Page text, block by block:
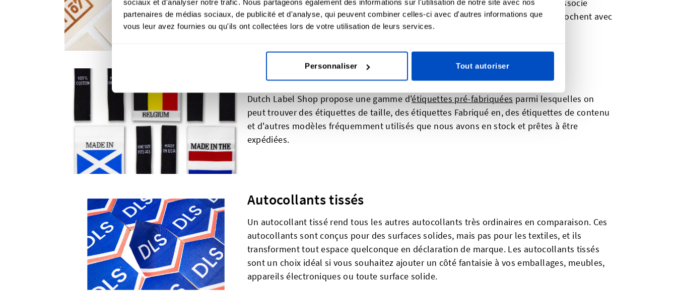
sociaux et d'analyser notre trafic. Nous partageons également des informations sur l'utilisation de notre site avec nos
partenaires de médias sociaux, de publicité et d'analyse, qui peuvent combiner celles-ci avec d'autres informations que
vous leur avez fournies ou qu'ils ont collectées lors de votre utilisation de leurs services.
Personnaliser Tout autoriser
blanc cassé monochrome et naturelle. La simplicité des étiquettes en coton s'associe
parfaitement à des graphismes et du texte minimalistes et les bords bruts s'effilochent avec
le temps, donnant ainsi une apparence plus douce et rustique au produit.
Étiquettes pré-fabriquées
Dutch Label Shop propose une gamme d'étiquettes pré-fabriquées parmi lesquelles on
peut trouver des étiquettes de taille, des étiquettes Fabriqué en, des étiquettes de contenu
et d'autres modèles fréquemment utilisés que nous avons en stock et prêtes à être
expédiées.
Autocollants tissés
Un autocollant tissé rend tous les autres autocollants très ordinaires en comparaison. Ces
autocollants sont conçus pour des surfaces solides, mais pas pour les textiles, et ils
transforment tout espace quelconque en déclaration de marque. Les autocollants tissés
sont un choix idéal si vous souhaitez ajouter un côté fantaisie à vos emballages, meubles,
appareils électroniques ou toute surface solide.